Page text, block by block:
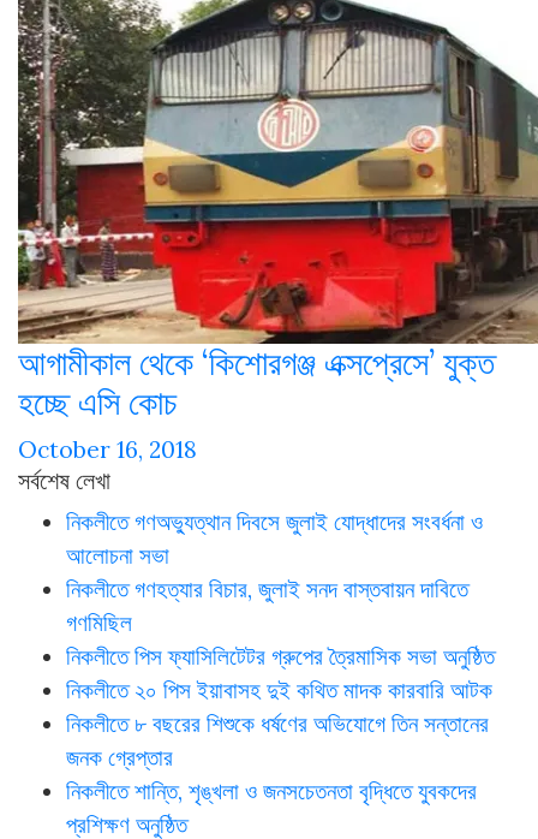
আগামীকাল থেকে ‘কিশোরগঞ্জ এক্সপ্রেসে’ যুক্ত
হচ্ছে এসি কোচ
October 16, 2018
সর্বশেষ লেখা
নিকলীতে গণঅভ্যুত্থান দিবসে জুলাই যোদ্ধাদের সংবর্ধনা ও
আলোচনা সভা
নিকলীতে গণহত্যার বিচার, জুলাই সনদ বাস্তবায়ন দাবিতে
গণমিছিল
নিকলীতে পিস ফ্যাসিলিটেটর গ্রুপের ত্রৈমাসিক সভা অনুষ্ঠিত
নিকলীতে ২০ পিস ইয়াবাসহ দুই কথিত মাদক কারবারি আটক
নিকলীতে ৮ বছরের শিশুকে ধর্ষণের অভিযোগে তিন সন্তানের
জনক গ্রেপ্তার
নিকলীতে শান্তি, শৃঙ্খলা ও জনসচেতনতা বৃদ্ধিতে যুবকদের
প্রশিক্ষণ অনুষ্ঠিত